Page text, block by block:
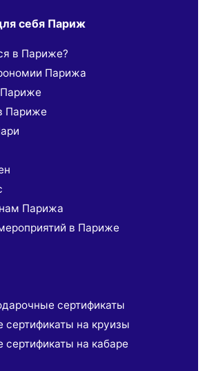
себя Париж
в Париже?
Парижа
Париже
Парижа
в Париже
сертификаты
сертификаты на круизы
на кабаре